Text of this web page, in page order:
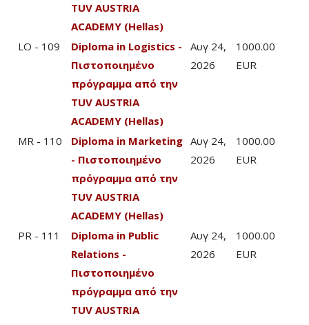
TUV AUSTRIA
ACADEMY (Hellas)
LO - 109
Diploma in Logistics -
Πιστοποιημένο
πρόγραμμα από την
TUV AUSTRIA
ACADEMY (Hellas)
Αυγ 24,
2026
1000.00
EUR
MR - 110
Diploma in Marketing
- Πιστοποιημένο
πρόγραμμα από την
TUV AUSTRIA
ACADEMY (Hellas)
Αυγ 24,
2026
1000.00
EUR
PR - 111
Diploma in Public
Relations -
Πιστοποιημένο
πρόγραμμα από την
TUV AUSTRIA
Αυγ 24,
2026
1000.00
EUR